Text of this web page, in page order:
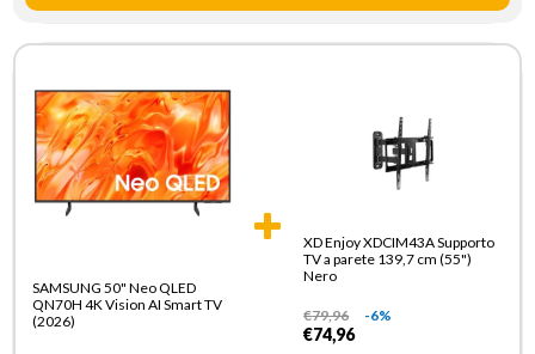
SAMSUNG 50" Neo QLED
QN70H 4K Vision AI Smart TV
(2026)
XD Enjoy XDCIM43A Supporto
TV a parete 139,7 cm (55")
Nero
€79,96 -6%
€74,96